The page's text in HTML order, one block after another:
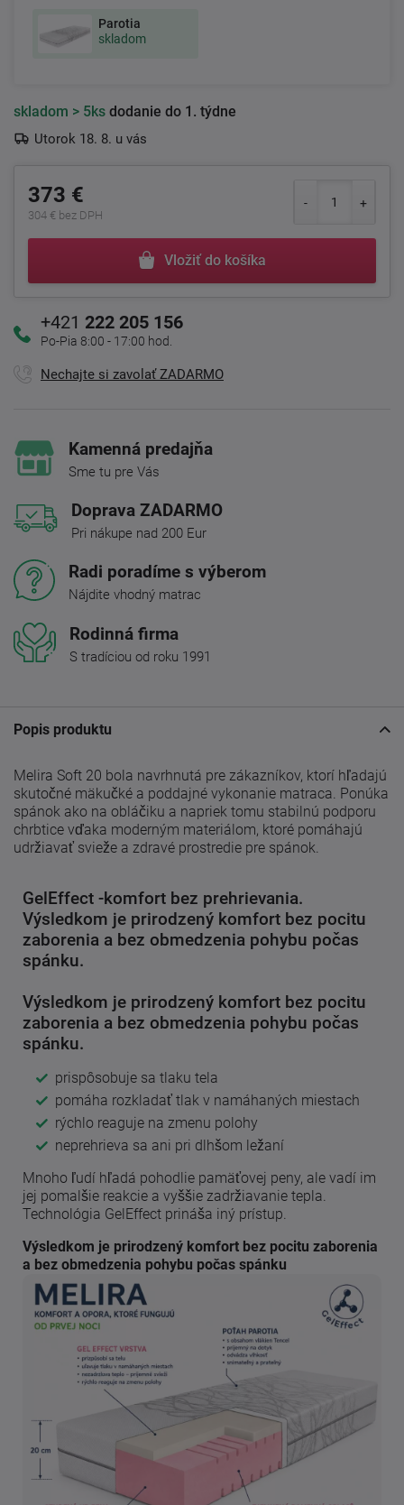
Parotia
skladom
skladom > 5ks dodanie do 1. týdne
Utorok 18. 8. u vás
373 €
304 € bez DPH
Vložiť do košíka
+421 222 205 156
Po-Pia 8:00 - 17:00 hod.
Nechajte si zavolať ZADARMO
Kamenná predajňa
Sme tu pre Vás
Doprava ZADARMO
Pri nákupe nad 200 Eur
Radi poradíme s výberom
Nájdite vhodný matrac
Rodinná firma
S tradíciou od roku 1991
Popis produktu
Melira Soft 20 bola navrhnutá pre zákazníkov, ktorí hľadajú
skutočné mäkučké a poddajné vykonanie matraca. Ponúka
spánok ako na obláčiku a napriek tomu stabilnú podporu
chrbtice vďaka moderným materiálom, ktoré pomáhajú
udržiavať svieže a zdravé prostredie pre spánok.
GelEffect -komfort bez prehrievania.
Výsledkom je prirodzený komfort bez pocitu
zaborenia a bez obmedzenia pohybu počas
spánku.
Výsledkom je prirodzený komfort bez pocitu
zaborenia a bez obmedzenia pohybu počas
spánku.
prispôsobuje sa tlaku tela
pomáha rozkladať tlak v namáhaných miestach
rýchlo reaguje na zmenu polohy
neprehrieva sa ani pri dlhšom ležaní
Mnoho ľudí hľadá pohodlie pamäťovej peny, ale vadí im
jej pomalšie reakcie a vyššie zadržiavanie tepla.
Technológia GelEffect prináša iný prístup.
Výsledkom je prirodzený komfort bez pocitu zaborenia
a bez obmedzenia pohybu počas spánku